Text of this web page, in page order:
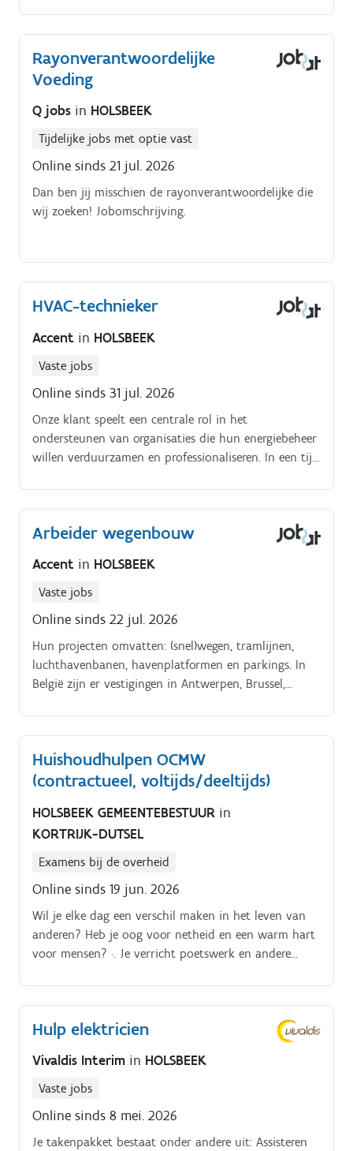
Rayonverantwoordelijke
Voeding
Q jobs in HOLSBEEK
Tijdelijke jobs met optie vast
Online sinds 21 jul. 2026
Dan ben jij misschien de rayonverantwoordelijke die
wij zoeken! Jobomschrijving.
HVAC-technieker
Accent in HOLSBEEK
Vaste jobs
Online sinds 31 jul. 2026
Onze klant speelt een centrale rol in het
ondersteunen van organisaties die hun energiebeheer
willen verduurzamen en professionaliseren. In een tijd
klimaatdoelstellingen te behalen toeneemt en het
terugdringen van CO2 uitstoot essentieel is, biedt
onze klant strategisch advies en praktische
bedrijven en gemeenten tot grote industriële locaties.
Arbeider wegenbouw
Accent in HOLSBEEK
Vaste jobs
Online sinds 22 jul. 2026
Hun projecten omvatten: (snel)wegen, tramlijnen,
luchthavenbanen, havenplatformen en parkings. In
België zijn er vestigingen in Antwerpen, Brussel,
Huishoudhulpen OCMW
(contractueel, voltijds/deeltijds)
HOLSBEEK GEMEENTEBESTUUR in
KORTRIJK-DUTSEL
Examens bij de overheid
Online sinds 19 jun. 2026
Wil je elke dag een verschil maken in het leven van
anderen? Heb je oog voor netheid en een warm hart
voor mensen? ·. Je verricht poetswerk en andere
inwoners van de gemeente.
Hulp elektricien
Vivaldis Interim in HOLSBEEK
Vaste jobs
Online sinds 8 mei. 2026
Je takenpakket bestaat onder andere uit: Assisteren